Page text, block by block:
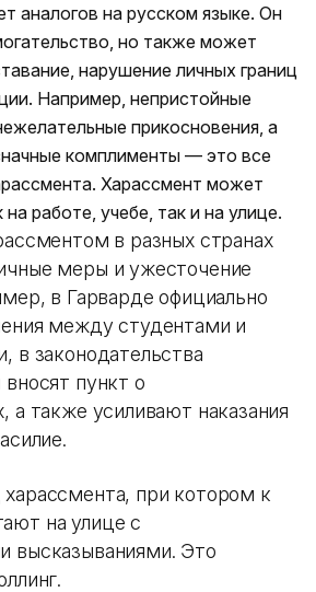
аналогов на русском языке. Он
но также может
нарушение личных границ
Например, непристойные
прикосновения, а
комплименты — это все
Харассмент может
работе, учебе, так и на улице.
в разных странах
меры и ужесточение
в Гарварде официально
между студентами и
в законодательства
пункт о
а также усиливают наказания
при котором к
на улице с
высказываниями. Это